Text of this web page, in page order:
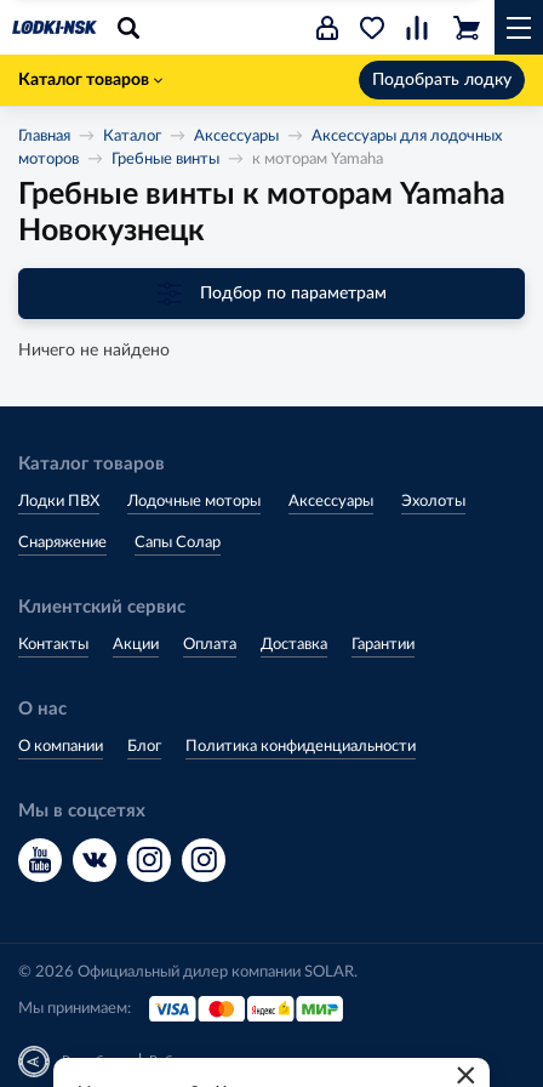
Каталог товаров Подобрать лодку
Главная Каталог Аксессуары
Аксессуары для лодочных
моторов
Гребные винты к моторам Yamaha
Гребные винты к моторам Yamaha
Новокузнецк
Подбор по параметрам
Ничего не найдено
Каталог товаров
Лодки ПВХ Лодочные моторы Аксессуары Эхолоты
Снаряжение Сапы Солар
Клиентский сервис
Контакты Акции Оплата Доставка Гарантии
О нас
О компании Блог Политика конфиденциальности
Мы в соцсетях
© 2026 Официальный дилер компании SOLAR.
Мы принимаем:
Разработка|Веб-аналитика ×